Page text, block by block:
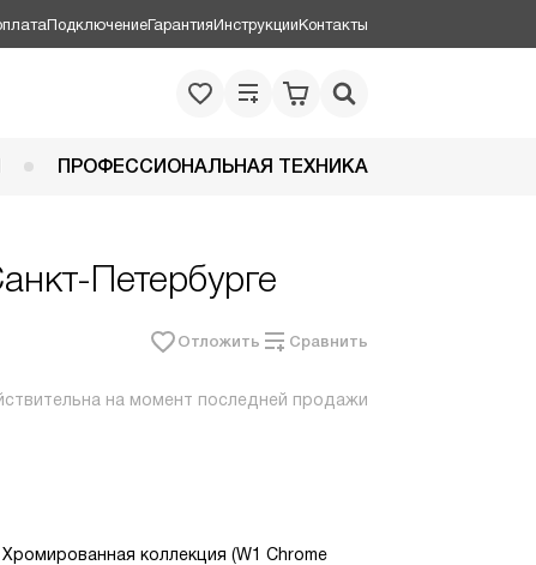
ПодключениеГарантияИнструкцииКонтакты
ПРОФЕССИОНАЛЬНАЯ ТЕХНИКА
Петербурге
Отложить Сравнить
на момент последней продажи
коллекция (W1 Chrome